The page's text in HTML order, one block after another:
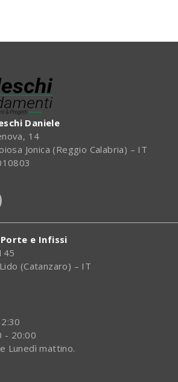
Daniele
14
Jonica (Reggio Calabria) – IT
e Infissi
(Catanzaro) – IT
- 20:00
Lunedì mattino.